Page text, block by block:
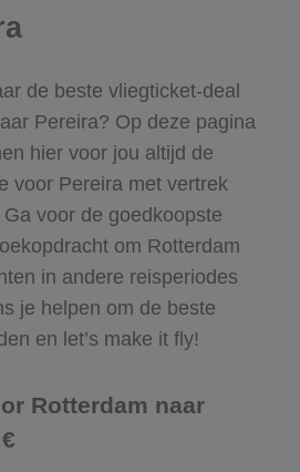
de beste vliegticket-deal
Pereira? Op deze pagina
hier voor jou altijd de
voor Pereira met vertrek
voor de goedkoopste
om Rotterdam
in andere reisperiodes
je helpen om de beste
en let’s make it fly!
Rotterdam naar